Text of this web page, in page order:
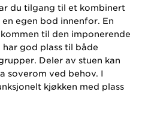
du tilgang til et kombinert
egen bod innenfor. En
til den imponerende
har god plass til både
Deler av stuen kan
soverom ved behov. I
kjøkken med plass